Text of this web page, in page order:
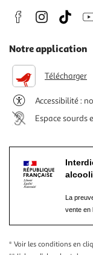
Notre application
Télécharger
Accessibilité :
Espace sourds
La
vente en
* Voir les conditions en